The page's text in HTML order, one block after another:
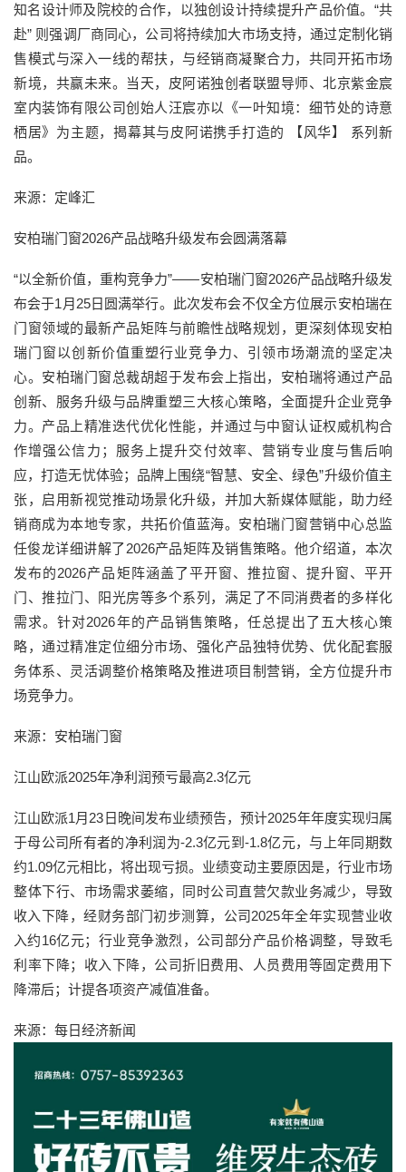
知名设计师及院校的合作，以独创设计持续提升产品价值。“共
赴” 则强调厂商同心，公司将持续加大市场支持，通过定制化销
售模式与深入一线的帮扶，与经销商凝聚合力，共同开拓市场
新境，共赢未来。当天，皮阿诺独创者联盟导师、北京紫金宸
室内装饰有限公司创始人汪宸亦以《一叶知境：细节处的诗意
栖居》为主题，揭幕其与皮阿诺携手打造的 【风华】 系列新
品。
来源：定峰汇
安柏瑞门窗2026产品战略升级发布会圆满落幕
“以全新价值，重构竞争力”——安柏瑞门窗2026产品战略升级发
布会于1月25日圆满举行。此次发布会不仅全方位展示安柏瑞在
门窗领域的最新产品矩阵与前瞻性战略规划，更深刻体现安柏
瑞门窗以创新价值重塑行业竞争力、引领市场潮流的坚定决
心。安柏瑞门窗总裁胡超于发布会上指出，安柏瑞将通过产品
创新、服务升级与品牌重塑三大核心策略，全面提升企业竞争
力。产品上精准迭代优化性能，并通过与中窗认证权威机构合
作增强公信力；服务上提升交付效率、营销专业度与售后响
应，打造无忧体验；品牌上围绕“智慧、安全、绿色”升级价值主
张，启用新视觉推动场景化升级，并加大新媒体赋能，助力经
销商成为本地专家，共拓价值蓝海。安柏瑞门窗营销中心总监
任俊龙详细讲解了2026产品矩阵及销售策略。他介绍道，本次
发布的2026产品矩阵涵盖了平开窗、推拉窗、提升窗、平开
门、推拉门、阳光房等多个系列，满足了不同消费者的多样化
需求。针对2026年的产品销售策略，任总提出了五大核心策
略，通过精准定位细分市场、强化产品独特优势、优化配套服
务体系、灵活调整价格策略及推进项目制营销，全方位提升市
场竞争力。
来源：安柏瑞门窗
江山欧派2025年净利润预亏最高2.3亿元
江山欧派1月23日晚间发布业绩预告，预计2025年年度实现归属
于母公司所有者的净利润为-2.3亿元到-1.8亿元，与上年同期数
约1.09亿元相比，将出现亏损。业绩变动主要原因是，行业市场
整体下行、市场需求萎缩，同时公司直营欠款业务减少，导致
收入下降，经财务部门初步测算，公司2025年全年实现营业收
入约16亿元；行业竞争激烈，公司部分产品价格调整，导致毛
利率下降；收入下降，公司折旧费用、人员费用等固定费用下
降滞后；计提各项资产减值准备。
来源：每日经济新闻